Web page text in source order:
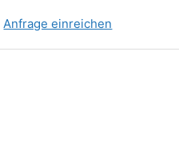
Anfrage einreichen